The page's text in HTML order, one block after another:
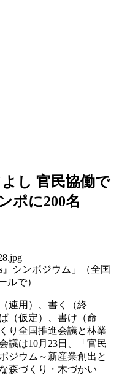
し 官民協働で
ポに200名
』シンポジウム」（全国
ルで）
連用）、書く（終
（仮定）、書け（命
り全国推進会議と林業
議は10月23日、「官民
ジウム～新産業創出と
森づくり・木づかい